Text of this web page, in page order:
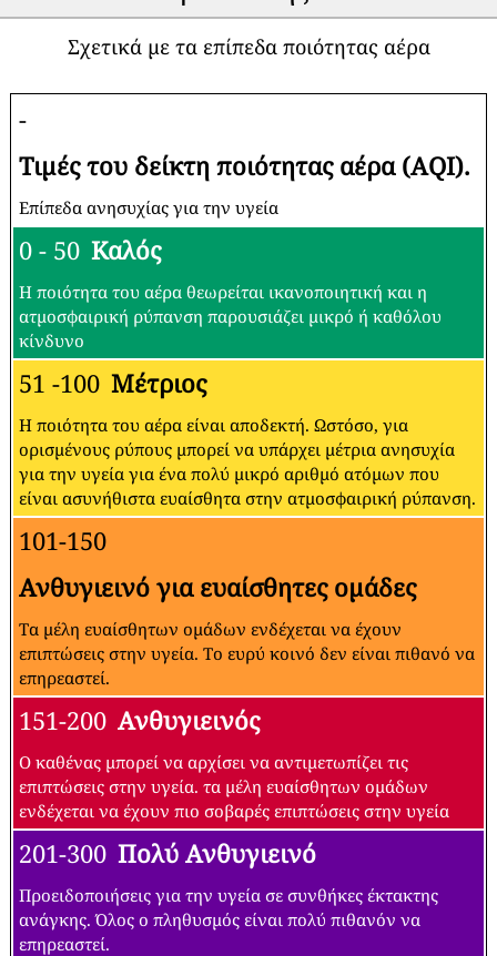
Σχετικά με τα επίπεδα ποιότητας αέρα
-
Τιμές του δείκτη ποιότητας αέρα (AQI).
Επίπεδα ανησυχίας για την υγεία
0 - 50 Καλός
Η ποιότητα του αέρα θεωρείται ικανοποιητική και η
ατμοσφαιρική ρύπανση παρουσιάζει μικρό ή καθόλου
κίνδυνο
51 -100 Μέτριος
Η ποιότητα του αέρα είναι αποδεκτή. Ωστόσο, για
ορισμένους ρύπους μπορεί να υπάρχει μέτρια ανησυχία
για την υγεία για ένα πολύ μικρό αριθμό ατόμων που
είναι ασυνήθιστα ευαίσθητα στην ατμοσφαιρική ρύπανση.
101-150
Ανθυγιεινό για ευαίσθητες ομάδες
Τα μέλη ευαίσθητων ομάδων ενδέχεται να έχουν
επιπτώσεις στην υγεία. Το ευρύ κοινό δεν είναι πιθανό να
επηρεαστεί.
151-200 Ανθυγιεινός
Ο καθένας μπορεί να αρχίσει να αντιμετωπίζει τις
επιπτώσεις στην υγεία. τα μέλη ευαίσθητων ομάδων
ενδέχεται να έχουν πιο σοβαρές επιπτώσεις στην υγεία
201-300 Πολύ Ανθυγιεινό
Προειδοποιήσεις για την υγεία σε συνθήκες έκτακτης
ανάγκης. Όλος ο πληθυσμός είναι πολύ πιθανόν να
επηρεαστεί.